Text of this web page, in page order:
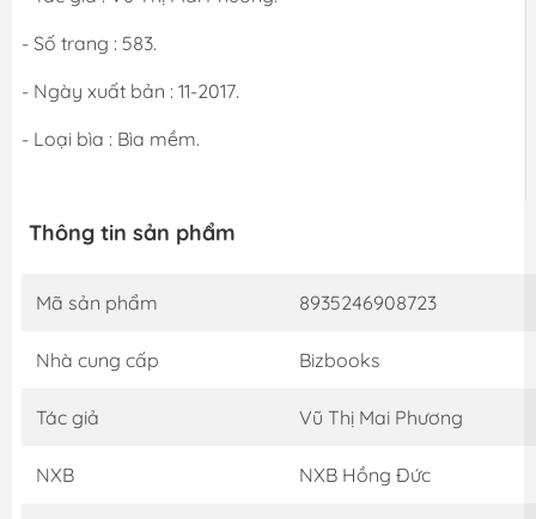
- Số trang : 583.
- Ngày xuất bản : 11-2017.
- Loại bìa : Bìa mềm.
Thông tin sản phẩm
Mã sản phẩm 8935246908723
Nhà cung cấp Bizbooks
Tác giả Vũ Thị Mai Phương
NXB NXB Hồng Đức